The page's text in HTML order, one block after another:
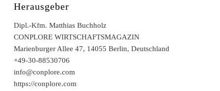
Herausgeber
Dipl.-Kfm. Matthias Buchholz
CONPLORE WIRTSCHAFTSMAGAZIN
Marienburger Allee 47, 14055 Berlin, Deutschland
+49-30-88530706
info@conplore.com
https://conplore.com